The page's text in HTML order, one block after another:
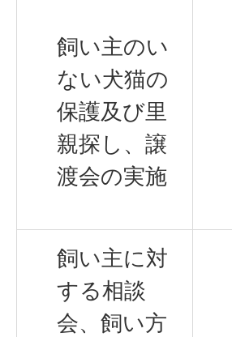
飼い主のい
ない犬猫の
保護及び里
親探し、譲
渡会の実施
飼い主に対
する相談
会、飼い方